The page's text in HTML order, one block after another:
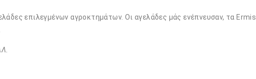
επιλεγμένων αγροκτημάτων. Οι αγελάδες μάς ενέπνευσαν, τα Ermis